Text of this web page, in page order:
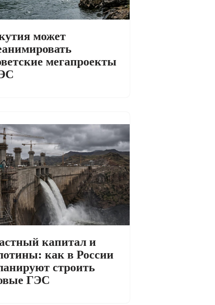
может
мегапроекты
капитал и
как в России
строить
ГЭС